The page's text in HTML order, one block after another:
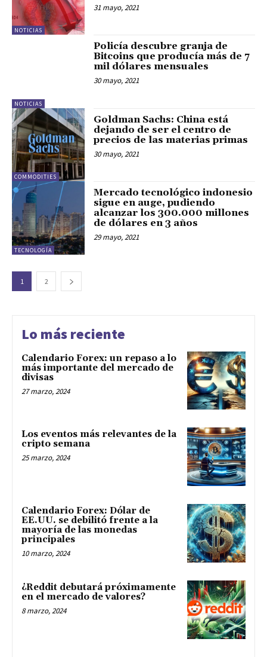
NOTICIAS
31 mayo, 2021
NOTICIAS
Policía descubre granja de
Bitcoins que producía más de 7
mil dólares mensuales
30 mayo, 2021
COMMODITIES
Goldman Sachs: China está
dejando de ser el centro de
precios de las materias primas
30 mayo, 2021
TECNOLOGÍA
Mercado tecnológico indonesio
sigue en auge, pudiendo
alcanzar los 300.000 millones
de dólares en 3 años
29 mayo, 2021
1 2
Lo más reciente
Calendario Forex: un repaso a lo
más importante del mercado de
divisas
27 marzo, 2024
Los eventos más relevantes de la
cripto semana
25 marzo, 2024
Calendario Forex: Dólar de
EE.UU. se debilitó frente a la
mayoría de las monedas
principales
10 marzo, 2024
¿Reddit debutará próximamente
en el mercado de valores?
8 marzo, 2024